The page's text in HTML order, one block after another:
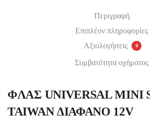
Περιγραφή
Επιπλέον πληροφορίες
Αξιολογήσεις
0
Συμβατότητα οχήματος
ΦΛΑΣ UNIVERSAL MINI
TAIWAN ΔΙΑΦΑΝΟ 12V